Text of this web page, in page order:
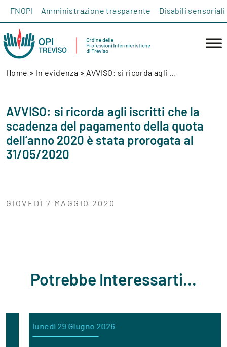
FNOPI Amministrazione trasparente Disabili sensoriali
Home » In evidenza » AVVISO: si ricorda agli ...
AVVISO: si ricorda agli iscritti che la
scadenza del pagamento della quota
dell’anno 2020 è stata prorogata al
31/05/2020
GIOVEDÌ 7 MAGGIO 2020
Potrebbe Interessarti...
lunedì 29 Giugno 2026